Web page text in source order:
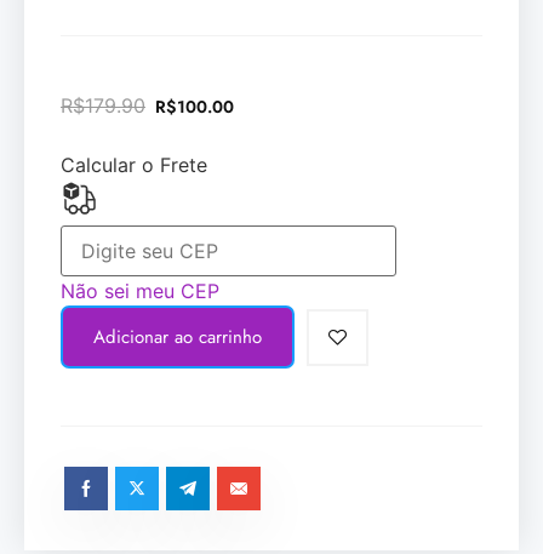
R$179.90 R$100.00
Calcular o Frete
Não sei meu CEP
Adicionar ao carrinho